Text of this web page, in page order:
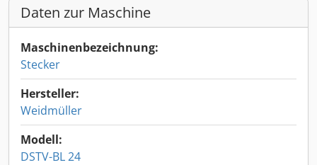
Daten zur Maschine
Maschinenbezeichnung:
Stecker
Hersteller:
Weidmüller
Modell:
DSTV-BL 24